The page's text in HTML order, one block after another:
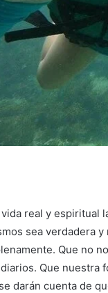
real y espiritual
sea verdadera
Que no
Que nuestra
darán cuenta de